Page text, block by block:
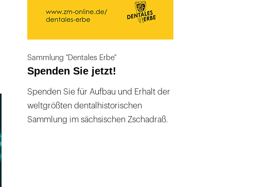
Sammlung "Dentales Erbe"
Spenden Sie jetzt!
Spenden Sie für Aufbau und Erhalt der
weltgrößten dentalhistorischen
Sammlung im sächsischen Zschadraß.